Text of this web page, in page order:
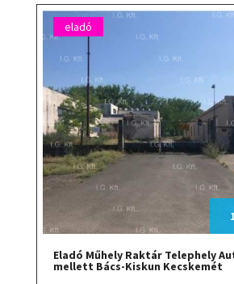
eladó
Eladó Műhely Raktár Telephely
mellett Bács-Kiskun Kecskemét